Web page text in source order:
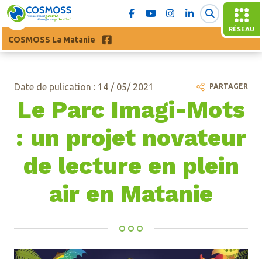
RÉSEAU
COSMOSS La Matanie
Date de pulication : 14 / 05/ 2021
Le Parc Imagi-Mots
: un projet novateur
de lecture en plein
air en Matanie
PARTAGER